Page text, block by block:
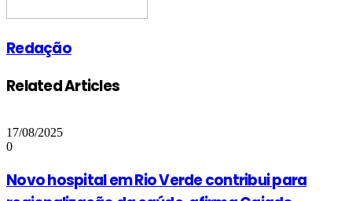
Redação
Related Articles
17/08/2025
0
Novo hospital em Rio Verde contribui para